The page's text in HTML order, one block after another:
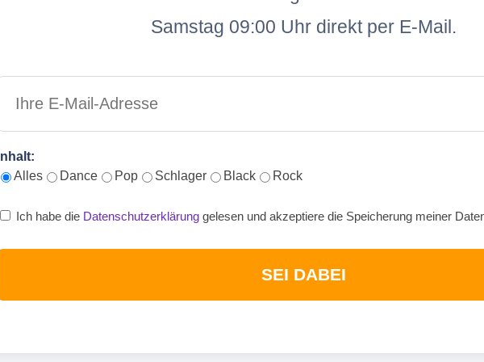
Samstag 09:00 Uhr direkt per E-Mail.
Inhalt:
Alles
Dance Pop Schlager Black Rock
Ich habe die Datenschutzerklärung gelesen und akzeptiere die Speicherung meiner
SEI DABEI